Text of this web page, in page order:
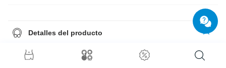
Detalles del producto
elimina facilmente con agua.